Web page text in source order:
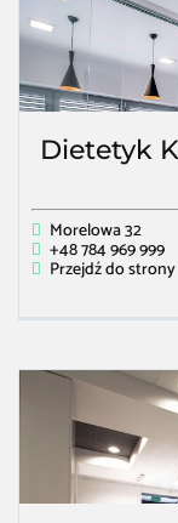
Dietetyk
Morelowa 32
+48 784 969 999
Przejdź do strony